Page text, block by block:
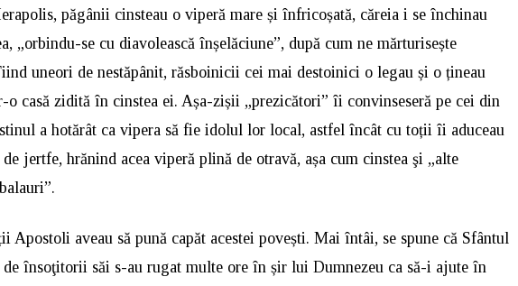
păgânii cinsteau o viperă mare și înfricoșată, căreia i se închinau
„orbindu-se cu diavolească înșelăciune”, după cum ne mărturisește
uneori de nestăpânit, răsboinicii cei mai destoinici o legau și o țineau
casă zidită în cinstea ei. Așa-zișii „prezicători” îi convinseseră pe cei din
a hotărât ca vipera să fie idolul lor local, astfel încât cu toții îi aduceau
jertfe, hrănind acea viperă plină de otravă, așa cum cinstea şi „alte
Apostoli aveau să pună capăt acestei povești. Mai întâi, se spune că Sfântul
însoţitorii săi s-au rugat multe ore în șir lui Dumnezeu ca să-i ajute în